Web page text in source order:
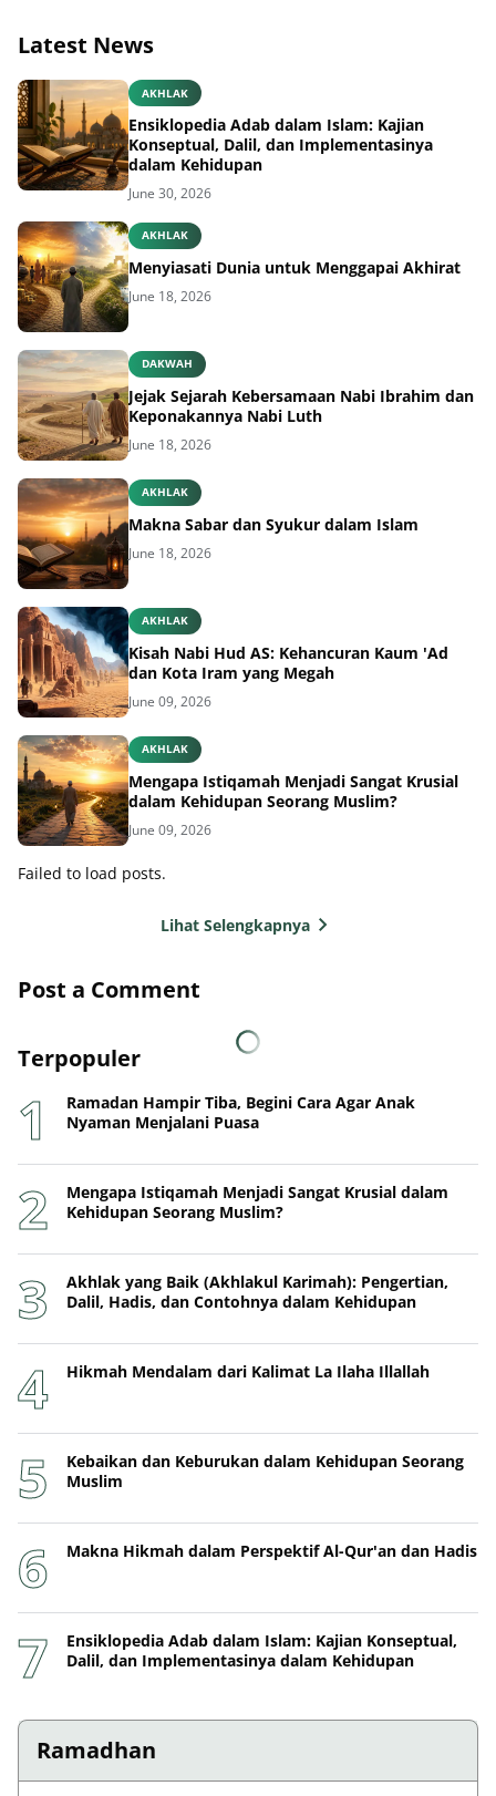
Latest News
AKHLAK
Ensiklopedia Adab dalam Islam: Kajian
Konseptual, Dalil, dan Implementasinya
dalam Kehidupan
June 30, 2026
AKHLAK
Menyiasati Dunia untuk Menggapai Akhirat
June 18, 2026
DAKWAH
Jejak Sejarah Kebersamaan Nabi Ibrahim dan
Keponakannya Nabi Luth
June 18, 2026
AKHLAK
Makna Sabar dan Syukur dalam Islam
June 18, 2026
AKHLAK
Kisah Nabi Hud AS: Kehancuran Kaum 'Ad
dan Kota Iram yang Megah
June 09, 2026
AKHLAK
Mengapa Istiqamah Menjadi Sangat Krusial
dalam Kehidupan Seorang Muslim?
June 09, 2026
Failed to load posts.
Lihat Selengkapnya
Post a Comment
Terpopuler
Ramadan Hampir Tiba, Begini Cara Agar Anak
Nyaman Menjalani Puasa
Mengapa Istiqamah Menjadi Sangat Krusial dalam
Kehidupan Seorang Muslim?
Akhlak yang Baik (Akhlakul Karimah): Pengertian,
Dalil, Hadis, dan Contohnya dalam Kehidupan
Hikmah Mendalam dari Kalimat La Ilaha Illallah
Kebaikan dan Keburukan dalam Kehidupan Seorang
Muslim
Makna Hikmah dalam Perspektif Al-Qur'an dan Hadis
Ensiklopedia Adab dalam Islam: Kajian Konseptual,
Dalil, dan Implementasinya dalam Kehidupan
Ramadhan